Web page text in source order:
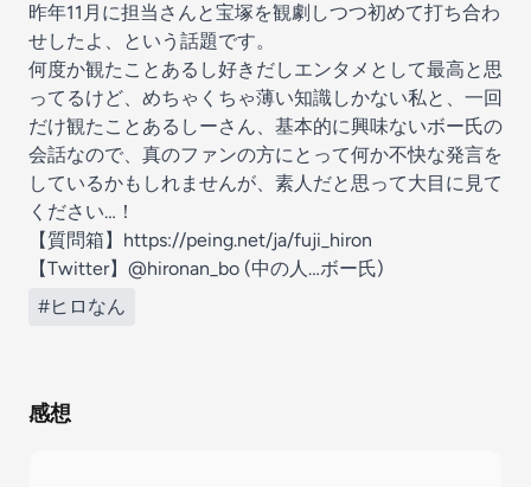
昨年11月に担当さんと宝塚を観劇しつつ初めて打ち合わ
せしたよ、という話題です。
何度か観たことあるし好きだしエンタメとして最高と思
ってるけど、めちゃくちゃ薄い知識しかない私と、一回
だけ観たことあるしーさん、基本的に興味ないボー氏の
会話なので、真のファンの方にとって何か不快な発言を
しているかもしれませんが、素人だと思って大目に見て
ください…！
【質問箱】https://peing.net/ja/fuji_hiron
【Twitter】@hironan_bo (中の人…ボー氏)
#ヒロなん
感想